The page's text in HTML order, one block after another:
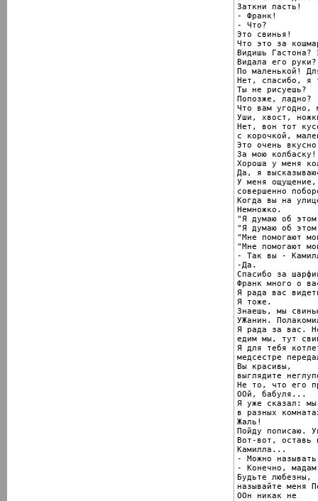
Заткни пасть!
- Франк!
- Что?
Это свинья!
Что это за
Видишь
Видала его руки?
По маленькой!
Нет, спасибо, я
Ты не рисуешь?
Попозже, ладно?
Что вам угодно,
Уши, хвост,
Нет, вон тот
с корочкой,
Это очень
За мою колбаску!
Хороша у меня
Да, я
У меня
совершенно
Когда вы на
Немножко.
"Я думаю об
"Я думаю об
"Мне помогают
"Мне помогают
- Так вы -
-Да.
Спасибо за
Франк много о
Я рада вас
Я тоже.
Знаешь, мы
УЖанин.
Я рада за вас.
едим мы, тут
Я для тебя
медсестре
Вы красивы,
выглядите
Не то, что его
ООй, бабуля...
Я уже сказал: мы
в разных
Жаль!
Пойду пописаю.
Вот-вот, оставь
Камилла...
- Можно
- Конечно,
Будьте любезны,
называйте меня
ООн никак не